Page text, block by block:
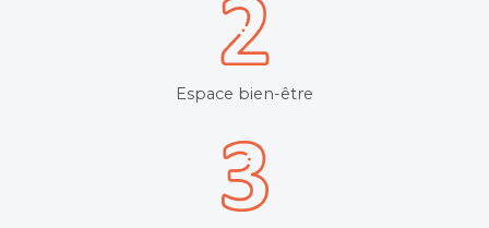
Espace bien-être